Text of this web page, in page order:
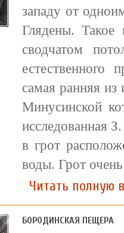
западу от
Глядены. Такое
сводчатом
естественного
самая ранняя
Минусинской
исследованная
в грот
воды. Грот
Читать полную
БОРОДИНСКАЯ ПЕЩЕРА